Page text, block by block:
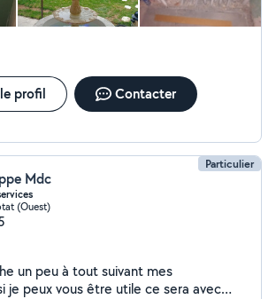
profil Contacter
Particulier
Mdc
(Ouest)
un peu à tout suivant mes
je peux vous être utile ce sera avec